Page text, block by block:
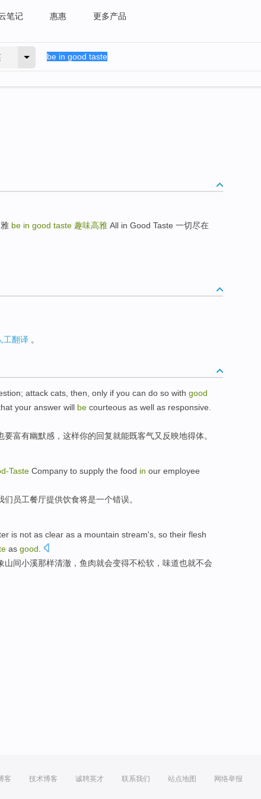
笔记 惠惠 更多产品
be in good taste 趣味高雅 All in Good Taste 一切尽在
工翻译 。
attack cats , then, only if you can do so with good
your answer will be courteous as well as responsive.
要富有幽默感 ， 这样你的回复就能既客气又反映地得体。
Taste Company to supply the food in our employee
们员工餐厅提供饮食将是一个错误。
is not as clear as a mountain stream's, so their flesh
as good
山间小溪那样清澈 ， 鱼肉就会变得不松软 ， 味道也就不会
客 技术博客 诚聘英才 联系我们 站点地图 网络举报